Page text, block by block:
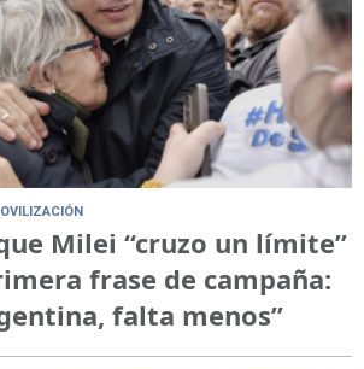
Milei “cruzo un límite”
frase de campaña:
falta menos”